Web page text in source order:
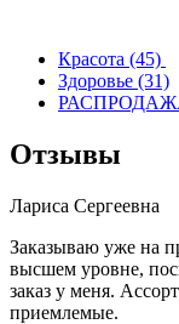
Красота (45)
Здоровье (31)
Отзывы
Лариса Сергеевна
Заказываю уже на
высшем уровне,
заказ у меня.
приемлемые.